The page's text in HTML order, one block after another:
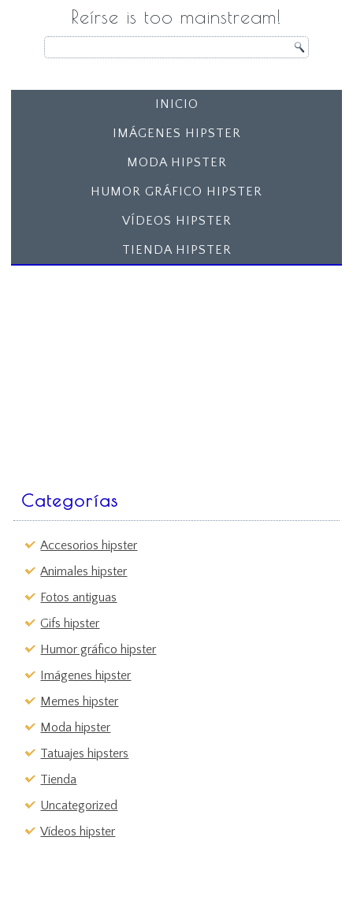
Reírse is too mainstream!
INICIO
IMÁGENES HIPSTER
MODA HIPSTER
HUMOR GRÁFICO HIPSTER
VÍDEOS HIPSTER
TIENDA HIPSTER
Categorías
Accesorios hipster
Animales hipster
Fotos antiguas
Gifs hipster
Humor gráfico hipster
Imágenes hipster
Memes hipster
Moda hipster
Tatuajes hipsters
Tienda
Uncategorized
Vídeos hipster